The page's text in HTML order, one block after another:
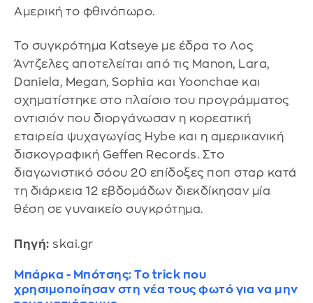
Αμερική το φθινόπωρο.
Το συγκρότημα Katseye με έδρα το Λος
Άντζελες αποτελείται από τις Manon, Lara,
Daniela, Megan, Sophia και Yoonchae και
σχηματίστηκε στο πλαίσιο του προγράμματος
οντισιόν που διοργάνωσαν η κορεατική
εταιρεία ψυχαγωγίας Hybe και η αμερικανική
δισκογραφική Geffen Records. Στο
διαγωνιστικό σόου 20 επίδοξες ποπ σταρ κατά
τη διάρκεια 12 εβδομάδων διεκδίκησαν μία
θέση σε γυναικείο συγκρότημα.
Πηγή: skai.gr
Μπάρκα - Μπότσης: Το trick που
χρησιμοποίησαν στη νέα τους φωτό για να μην